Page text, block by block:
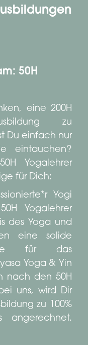
50H
eine 200H
zu
Du einfach nur
eintauchen?
Yogalehrer
für Dich:
Yogi
Yogalehrer
des Yoga und
eine solide
für das
Yoga & Yin
nach den 50H
uns, wird Dir
zu 100%
angerechnet.